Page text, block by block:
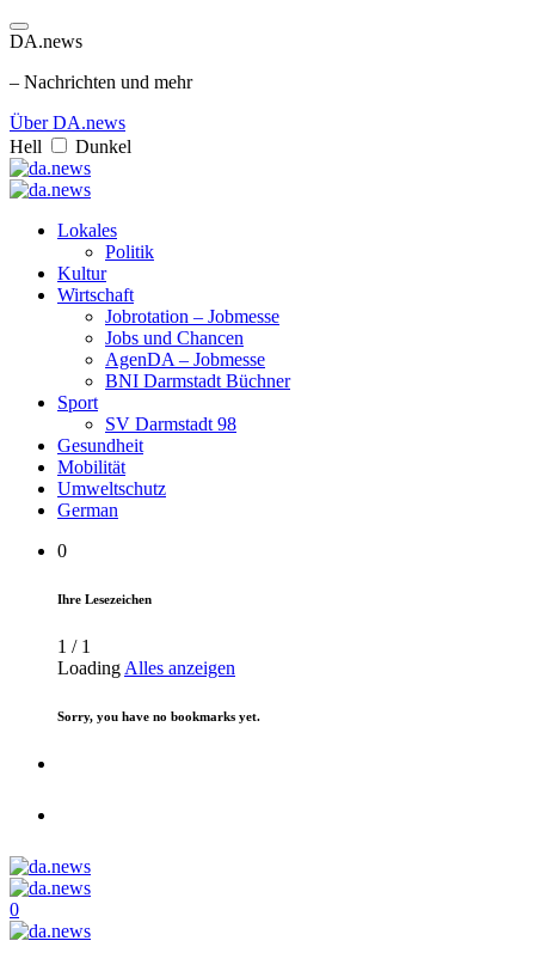
DA.news
– Nachrichten und mehr
Über DA.news
Hell
Dunkel
Lokales
Politik
Kultur
Wirtschaft
Jobrotation – Jobmesse
Jobs und Chancen
AgenDA – Jobmesse
BNI Darmstadt Büchner
Sport
SV Darmstadt 98
Gesundheit
Mobilität
Umweltschutz
German
0
Ihre Lesezeichen
1 / 1
Loading Alles anzeigen
Sorry, you have no bookmarks yet.
0